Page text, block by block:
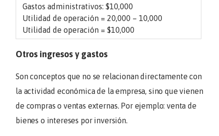
Gastos administrativos: $10,000
Utilidad de operación = 20,000 – 10,000
Utilidad de operación = $10,000
Otros ingresos y gastos
Son conceptos que no se relacionan directamente con
la actividad económica de la empresa, sino que vienen
de compras o ventas externas. Por ejemplo: venta de
bienes o intereses por inversión.